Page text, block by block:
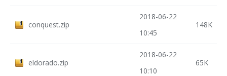
conquest.zip
2018-06-22
10:45
148K
eldorado.zip
2018-06-22
10:10
65K